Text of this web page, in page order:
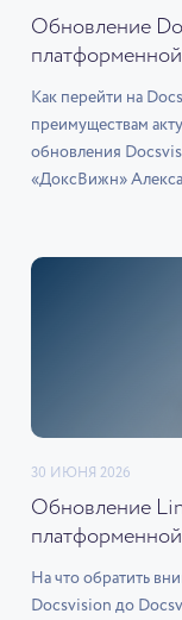
Обновление
Как перейти на
преимуществам
обновления
«ДоксВижн»
30 ИЮНЯ 2026
Обновление
На что обратить
Docsvision до